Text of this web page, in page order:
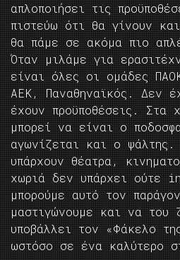
απλοποιήσει τις
πιστεύω ότι θα γίνουν
θα πάμε σε ακόμα πιο
Όταν μιλάμε για
είναι όλες οι ομάδες
ΑΕΚ, Παναθηναϊκός. Δεν
έχουν προϋποθέσεις. Στα
μπορεί να είναι ο
αγωνίζεται και ο
υπάρχουν θέατρα,
χωριά δεν υπάρχει ούτε
μπορούμε αυτό τον
μαστιγώνουμε και να του
υποβάλλει τον «Φάκελο
ωστόσο σε ένα καλύτερο